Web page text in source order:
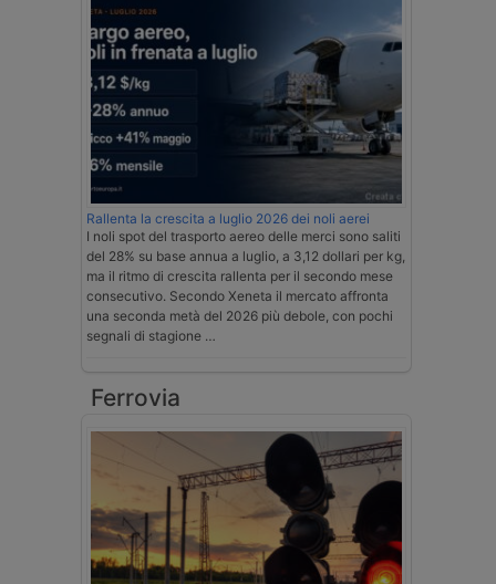
Rallenta la crescita a luglio 2026 dei noli aerei
I noli spot del trasporto aereo delle merci sono saliti
del 28% su base annua a luglio, a 3,12 dollari per kg,
ma il ritmo di crescita rallenta per il secondo mese
consecutivo. Secondo Xeneta il mercato affronta
una seconda metà del 2026 più debole, con pochi
segnali di stagione …
Ferrovia